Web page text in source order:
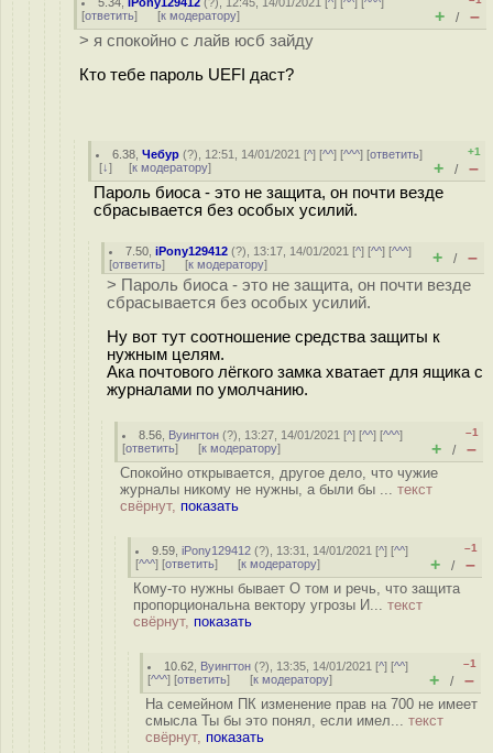
[ответить] [к модератору] + / –
> я спокойно с лайв юсб зайду
Кто тебе пароль UEFI даст?
6.38 ,Чебур (?), 12:51, 14/01/2021 [^] [^^] [^^^] [ответить]
[↓] [к модератору]
+1
+ / –
Пароль биоса - это не защита, он почти везде
сбрасывается без особых усилий.
7.50 ,iPony129412 (?), 13:17, 14/01/2021 [^] [^^] [^^^]
[ответить] [к модератору] + / –
> Пароль биоса - это не защита, он почти везде
сбрасывается без особых усилий.
Ну вот тут соотношение средства защиты к
нужным целям.
Ака почтового лёгкого замка хватает для ящика с
журналами по умолчанию.
8.56 Вуингтон (?), 13:27, 14/01/2021 [^] [^^] [^^^]
[ответить] [к модератору]
–1
+ / –
Спокойно открывается, другое дело, что чужие
журналы никому не нужны, а были бы ... текст
свёрнут, показать
9.59 ,iPony129412 (?), 13:31, 14/01/2021 [^] [^^]
[^^^] [ответить] [к модератору]
–1
+ / –
Кому-то нужны бывает О том и речь, что защита
пропорциональна вектору угрозы И... текст
свёрнут, показать
10.62 Вуингтон (?), 13:35, 14/01/2021 [^] [^^]
[^^^] [ответить] [к модератору]
–1
+ / –
На семейном ПК изменение прав на 700 не имеет
смысла Ты бы это понял, если имел... текст
свёрнут, показать